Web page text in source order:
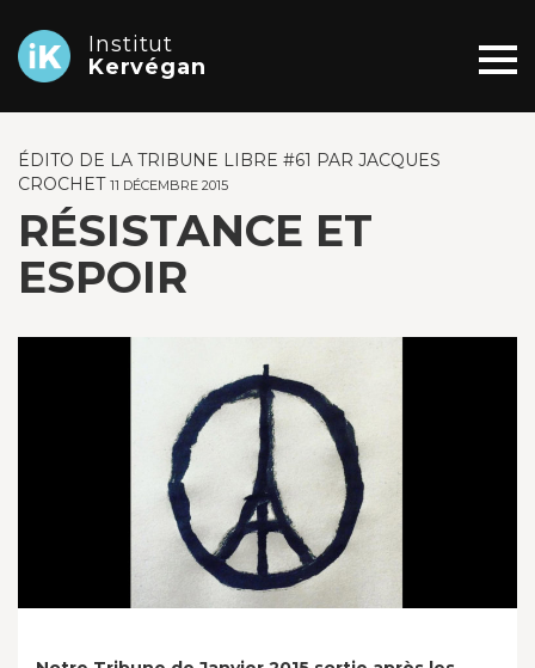
Institut
Kervégan
ÉDITO DE LA TRIBUNE LIBRE #61 PAR JACQUES
CROCHET 11 DÉCEMBRE 2015
RÉSISTANCE ET
ESPOIR